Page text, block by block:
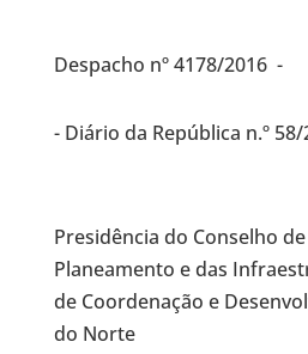
Despacho nº 4178/2016 -
- Diário da República n.º
Presidência do Conselho
Planeamento e das
de Coordenação e
do Norte